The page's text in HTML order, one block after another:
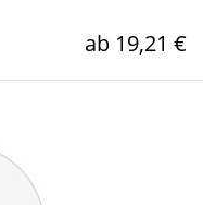
ab 19,21 €